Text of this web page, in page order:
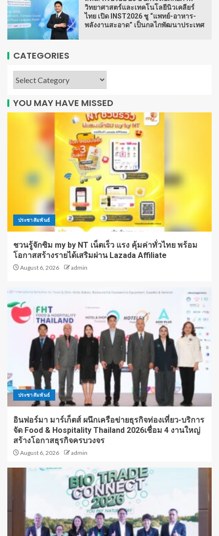
วิทยาศาสตร์และเทคโนโลยีนิวเคลียร์
ไทย เปิด INST2026 ชู “แพทย์-อาหาร-
พลังงานสะอาด” เป็นกลไกพัฒนาประเทศ
CATEGORIES
YOU MAY HAVE MISSED
ประชาสัมพันธ์
ชวนรู้จักซิม my by NT เน็ตเร็ว แรง คุ้มค่าทั่วไทย พร้อม
โอกาสสร้างรายได้เสริมผ่าน Lazada Affiliate
August 6, 2026 admin
ประชาสัมพันธ์
อินฟอร์มา มาร์เก็ตส์ ผนึกเครือข่ายธุรกิจท่องเที่ยว-บริการ
จัด Food & Hospitality Thailand 2026เชื่อม 4 งานใหญ่
สร้างโอกาสธุรกิจครบวงจร
August 6, 2026 admin